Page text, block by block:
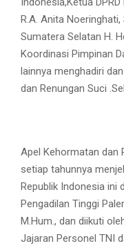
R.A. Anita
Sumatera Selatan H.
Koordinasi Pimpinan
lainnya menghadiri
dan Renungan Suci
Apel Kehormatan dan
setiap tahunnya
Republik Indonesia ini
Pengadilan Tinggi
M.Hum., dan diikuti
Jajaran Personel TNI